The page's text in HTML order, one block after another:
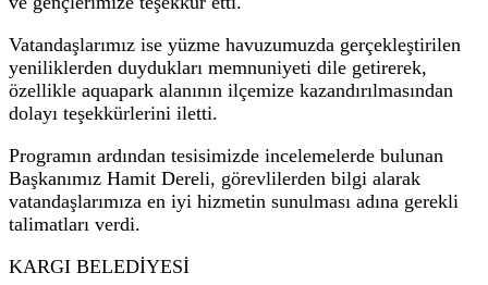
Vatandaşlarımız ise yüzme havuzumuzda gerçekleştirilen
yeniliklerden duydukları memnuniyeti dile getirerek,
özellikle aquapark alanının ilçemize kazandırılmasından
dolayı teşekkürlerini iletti.
Programın ardından tesisimizde incelemelerde bulunan
Başkanımız Hamit Dereli, görevlilerden bilgi alarak
vatandaşlarımıza en iyi hizmetin sunulması adına gerekli
talimatları verdi.
KARGI BELEDİYESİ